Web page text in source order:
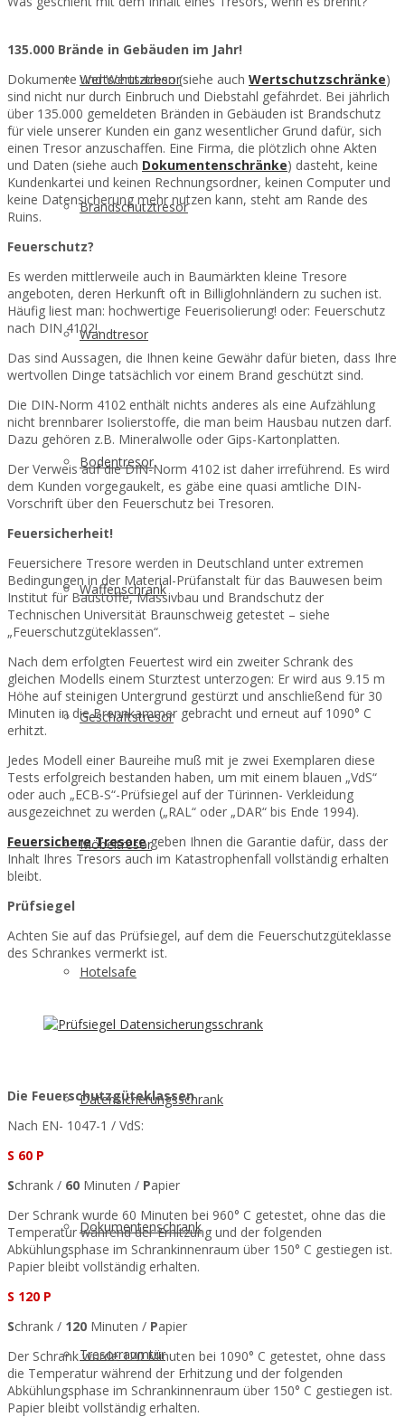
Wertschutztresor
Brandschutztresor
Wandtresor
Bodentresor
Waffenschrank
Geschäftstresor
Möbeltresor
Hotelsafe
Datensicherungsschrank
Dokumentenschrank
Tresorraumtür
135.000 Brände in Gebäuden im Jahr!
Dokumente und Wertsachen (siehe auch Wertschutzschränke)
sind nicht nur durch Einbruch und Diebstahl gefährdet. Bei jährlich
über 135.000 gemeldeten Bränden in Gebäuden ist Brandschutz
für viele unserer Kunden ein ganz wesentlicher Grund dafür, sich
einen Tresor anzuschaffen. Eine Firma, die plötzlich ohne Akten
und Daten (siehe auch Dokumentenschränke) dasteht, keine
Kundenkartei und keinen Rechnungsordner, keinen Computer und
keine Datensicherung mehr nutzen kann, steht am Rande des
Ruins.
Feuerschutz?
Es werden mittlerweile auch in Baumärkten kleine Tresore
angeboten, deren Herkunft oft in Billiglohnländern zu suchen ist.
Häufig liest man: hochwertige Feuerisolierung! oder: Feuerschutz
nach DIN 4102!.
Das sind Aussagen, die Ihnen keine Gewähr dafür bieten, dass Ihre
wertvollen Dinge tatsächlich vor einem Brand geschützt sind.
Die DIN-Norm 4102 enthält nichts anderes als eine Aufzählung
nicht brennbarer Isolierstoffe, die man beim Hausbau nutzen darf.
Dazu gehören z.B. Mineralwolle oder Gips-Kartonplatten.
Der Verweis auf die DIN-Norm 4102 ist daher irreführend. Es wird
dem Kunden vorgegaukelt, es gäbe eine quasi amtliche DIN-
Vorschrift über den Feuerschutz bei Tresoren.
Feuersicherheit!
Feuersichere Tresore werden in Deutschland unter extremen
Bedingungen in der Material-Prüfanstalt für das Bauwesen beim
Institut für Baustoffe, Massivbau und Brandschutz der
Technischen Universität Braunschweig getestet – siehe
„Feuerschutzgüteklassen“.
Nach dem erfolgten Feuertest wird ein zweiter Schrank des
gleichen Modells einem Sturztest unterzogen: Er wird aus 9.15 m
Höhe auf steinigen Untergrund gestürzt und anschließend für 30
Minuten in die Brennkammer gebracht und erneut auf 1090° C
erhitzt.
Jedes Modell einer Baureihe muß mit je zwei Exemplaren diese
Tests erfolgreich bestanden haben, um mit einem blauen „VdS“
oder auch „ECB-S“-Prüfsiegel auf der Türinnen- Verkleidung
ausgezeichnet zu werden („RAL“ oder „DAR“ bis Ende 1994).
Feuersichere Tresoregeben Ihnen die Garantie dafür, dass der
Inhalt Ihres Tresors auch im Katastrophenfall vollständig erhalten
bleibt.
Prüfsiegel
Achten Sie auf das Prüfsiegel, auf dem die Feuerschutzgüteklasse
des Schrankes vermerkt ist.
Die Feuerschutzgüteklassen
Nach EN- 1047-1 / VdS:
S 60 P
Schrank / 60 Minuten / Papier
Der Schrank wurde 60 Minuten bei 960° C getestet, ohne das die
Temperatur während der Erhitzung und der folgenden
Abkühlungsphase im Schrankinnenraum über 150° C gestiegen ist.
Papier bleibt vollständig erhalten.
S 120 P
Schrank / 120 Minuten / Papier
Der Schrank wurde 120 Minuten bei 1090° C getestet, ohne dass
die Temperatur während der Erhitzung und der folgenden
Abkühlungsphase im Schrankinnenraum über 150° C gestiegen ist.
Papier bleibt vollständig erhalten.